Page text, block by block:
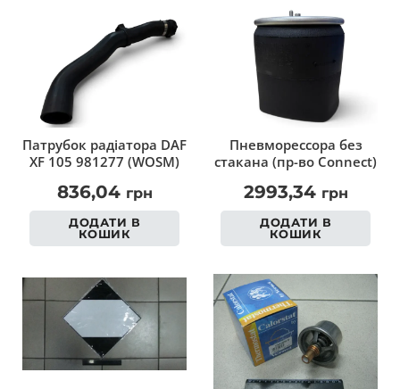
Патрубок радіатора DAF
XF 105 981277 (WOSM)
836,04 грн
ДОДАТИ В
КОШИК
Пневморессора без
стакана (пр-во Connect)
2993,34 грн
ДОДАТИ В
КОШИК